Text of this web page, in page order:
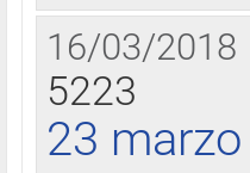
16/03/2018
5223
23